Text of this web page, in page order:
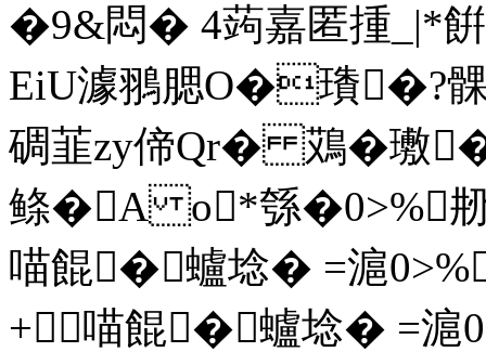
�9&悶� 4蒟嘉匿揰_|*
EiU澽翵腮O�璳�?髁
碉韮zy偙Qr� 鴱�璷
鲦�A o*綔�0>%刱
喵餛�蠦埝� =滬
+喵餛�蠦埝� =滬